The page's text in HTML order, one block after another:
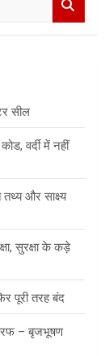
सील
वर्दी में नहीं
तथ्य और साक्ष्य
सुरक्षा के कड़े
पूरी तरह बंद
तरफ – बृजभूषण